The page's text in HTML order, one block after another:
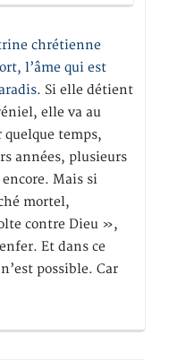
chrétienne
l’âme qui est
. Si elle détient
elle va au
quelque temps,
années, plusieurs
Mais si
mortel,
contre Dieu »,
Et dans ce
possible. Car